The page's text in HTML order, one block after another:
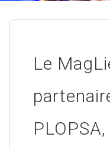
Le